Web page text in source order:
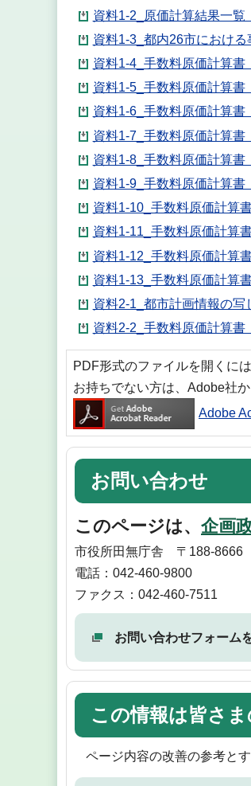
資料1-2_原価計算結果一覧
資料1-3_都内26市における
資料1-4_手数料原価計算書
資料1-5_手数料原価計算書
資料1-6_手数料原価計算書
資料1-7_手数料原価計算書
資料1-8_手数料原価計算書
資料1-9_手数料原価計算書
資料1-10_手数料原価計算
資料1-11_手数料原価計算
資料1-12_手数料原価計算
資料1-13_手数料原価計算
資料2-1_都市計画情報の写
資料2-2_手数料原価計算書
PDF形式のファイルを開くに
お持ちでない方は、Adobe社
Adobe
お問い合わせ
このページは、 企画
市役所田無庁舎 〒188-8666
電話：042-460-9800
ファクス：042-460-7511
お問い合わせフォーム
この情報は皆さ
ページ内容の改善の参考と